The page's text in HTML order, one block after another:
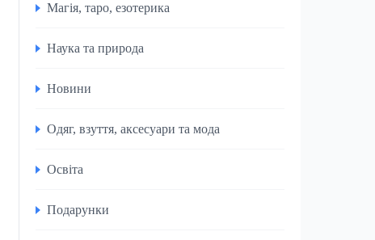
Магія, таро, езотерика
Наука та природа
Новини
Одяг, взуття, аксесуари та мода
Освіта
Подарунки